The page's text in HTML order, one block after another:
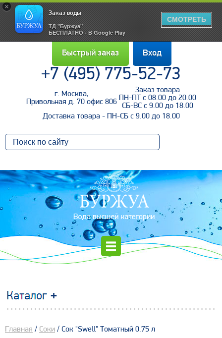
×
Заказ воды
ТД "Буржуа"
БЕСПЛАТНО - В Google Play
СМОТРЕТЬ
Войти
Напомнить пароль Регистрация
Быстрый заказ Вход
+7 (495) 775-52-73
г. Москва,
Привольная д. 70 офис 806
Заказ товара
ПН-ПТ с 08.00 до 20.00
СБ-ВС с 9.00 до 18.00
Доставка товара - ПН-СБ с 9.00 до 18.00
Главная / Соки / Сок "Swell" Томатный 0.75 л